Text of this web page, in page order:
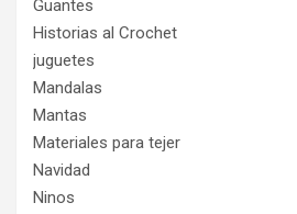
Guantes
Historias al Crochet
juguetes
Mandalas
Mantas
Materiales para tejer
Navidad
Ninos